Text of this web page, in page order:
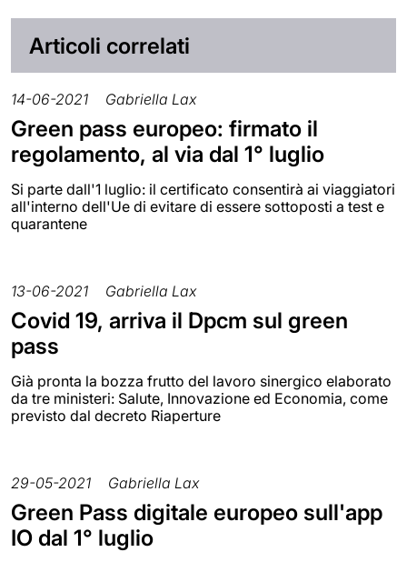
Articoli correlati
14-06-2021 Gabriella Lax
Green pass europeo: firmato il
regolamento, al via dal 1° luglio
Si parte dall'1 luglio: il certificato consentirà ai viaggiatori
all'interno dell'Ue di evitare di essere sottoposti a test e
quarantene
13-06-2021 Gabriella Lax
Covid 19, arriva il Dpcm sul green
pass
Già pronta la bozza frutto del lavoro sinergico elaborato
da tre ministeri: Salute, Innovazione ed Economia, come
previsto dal decreto Riaperture
29-05-2021 Gabriella Lax
Green Pass digitale europeo sull'app
IO dal 1° luglio